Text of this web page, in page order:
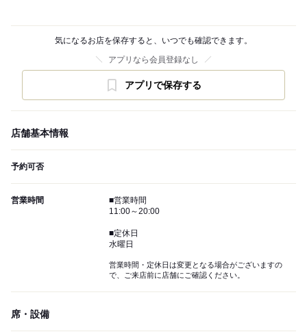
気になるお店を保存すると、いつでも確認できます。
アプリなら会員登録なし
アプリで保存する
店舗基本情報
予約可否
営業時間
■営業時間
11:00～20:00
■定休日
水曜日
営業時間・定休日は変更となる場合がございますの
で、ご来店前に店舗にご確認ください。
席・設備